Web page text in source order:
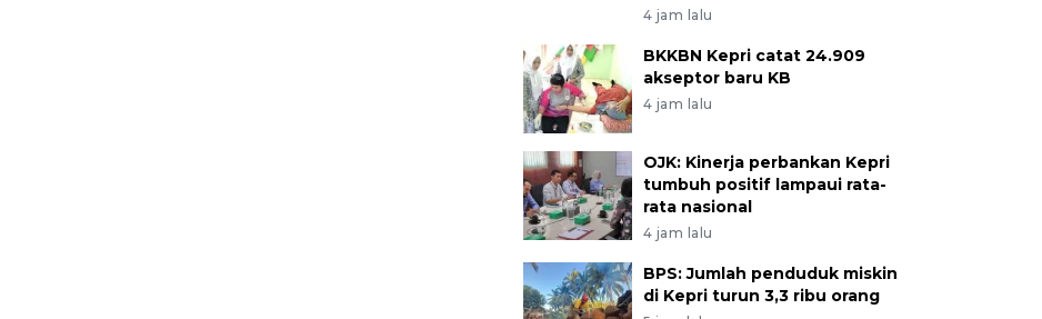
4 jam lalu
BKKBN Kepri catat 24.909
akseptor baru KB
4 jam lalu
OJK: Kinerja perbankan Kepri
tumbuh positif lampaui rata-
rata nasional
4 jam lalu
BPS: Jumlah penduduk miskin
di Kepri turun 3,3 ribu orang